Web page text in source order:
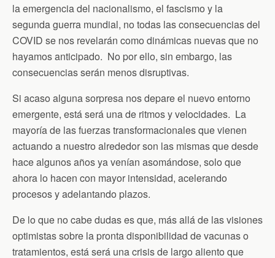
l
y
la emergencia del nacionalismo, el fascismo y la
segunda guerra mundial, no todas las consecuencias del
COVID se nos revelarán como dinámicas nuevas que no
hayamos anticipado. No por ello, sin embargo, las
consecuencias serán menos disruptivas.
Si acaso alguna sorpresa nos depare el nuevo entorno
emergente, está será una de ritmos y velocidades. La
mayoría de las fuerzas transformacionales que vienen
actuando a nuestro alrededor son las mismas que desde
hace algunos años ya venían asomándose, solo que
ahora lo hacen con mayor intensidad, acelerando
procesos y adelantando plazos.
De lo que no cabe dudas es que, más allá de las visiones
optimistas sobre la pronta disponibilidad de vacunas o
tratamientos, está será una crisis de largo aliento que